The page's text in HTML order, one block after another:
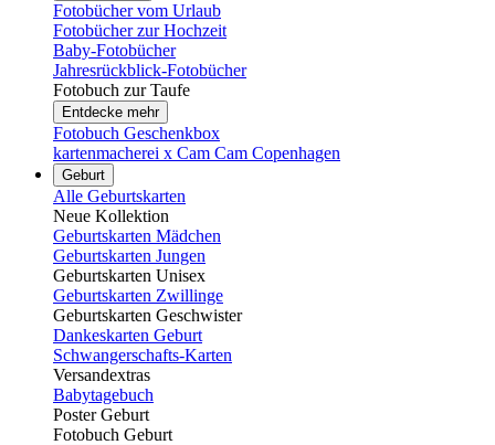
Fotobücher vom Urlaub
Fotobücher zur Hochzeit
Baby-Fotobücher
Jahresrückblick-Fotobücher
Fotobuch zur Taufe
Entdecke mehr
Fotobuch Geschenkbox
kartenmacherei x Cam Cam Copenhagen
Geburt
Alle Geburtskarten
Neue Kollektion
Geburtskarten Mädchen
Geburtskarten Jungen
Geburtskarten Unisex
Geburtskarten Zwillinge
Geburtskarten Geschwister
Dankeskarten Geburt
Schwangerschafts-Karten
Versandextras
Babytagebuch
Poster Geburt
Fotobuch Geburt